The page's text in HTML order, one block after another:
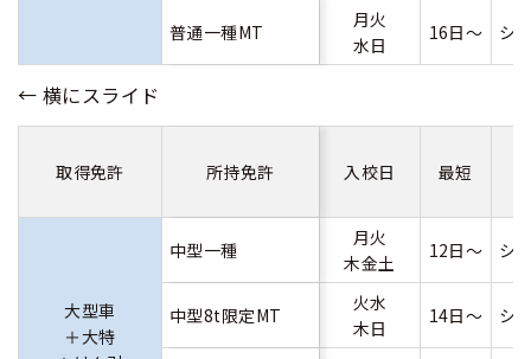
普通一種MT
月火
水日
16日～ シ
取得免許 所持免許 入校日 最短
大型車
＋大特
中型一種
月火
木金土
12日～ シ
中型8t限定MT
火水
木日
14日～ シ